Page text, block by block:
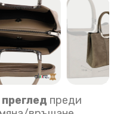
преди